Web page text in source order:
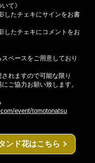
て》
したチェキにサインをお書
したチェキにコメントをお
ペースをご用意しており
れますので可能な限り
ご協力お願い致します。
event/tomotonatsu
ンド花はこちら